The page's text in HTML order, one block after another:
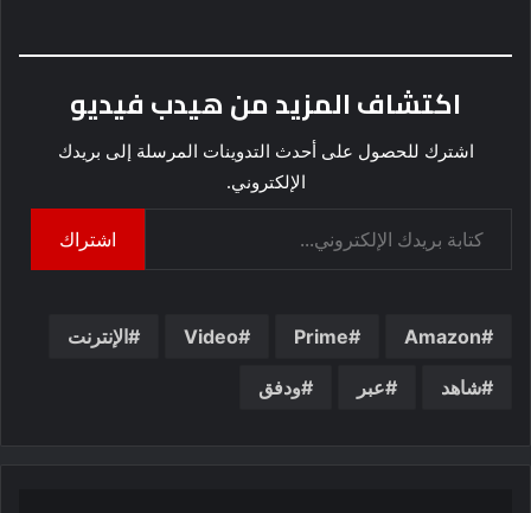
اكتشاف المزيد من هيدب فيديو
اشترك للحصول على أحدث التدوينات المرسلة إلى بريدك
الإلكتروني.
اشتراك
Amazon
Prime
Video الإنترنت
شاهد عبر ودفق